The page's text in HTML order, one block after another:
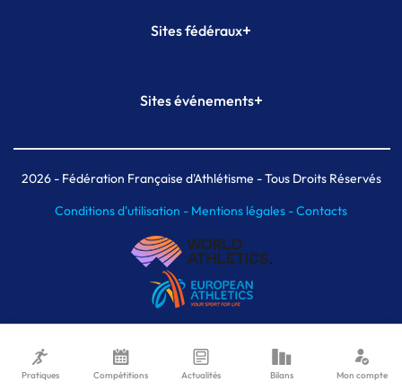
Sites fédéraux+
Plateforme Formation
Sites événements+
Meeting de Paris indoor
MAIF Ekiden de Paris
2026- Fédération Française d'Athlétisme - Tous Droits Réservés
Conditions d'utilisation - Mentions légales -Contacts
Pratiques Compétitions Actualités Bilans Mon compte